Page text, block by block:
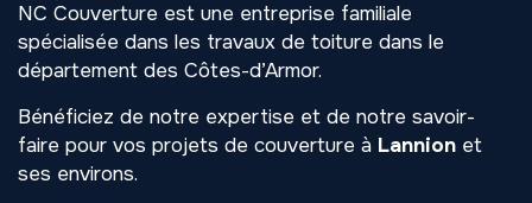
NC Couverture est une entreprise familiale
spécialisée dans les travaux de toiture dans le
département des Côtes-d’Armor.
Bénéficiez de notre expertise et de notre savoir-
faire pour vos projets de couverture à Lannion et
ses environs.